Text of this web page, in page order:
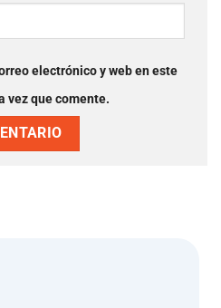
electrónico y web en este
vez que comente.